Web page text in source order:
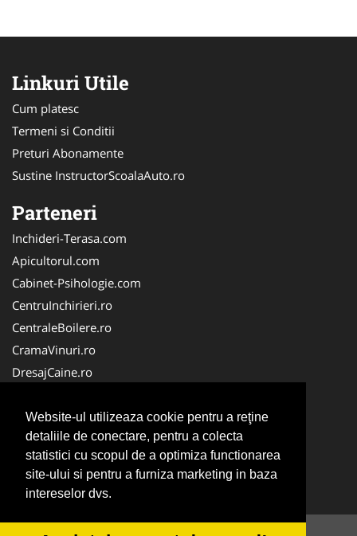
Website-ul utilizeaza cookie pentru a reţine
detaliile de conectare, pentru a colecta
statistici cu scopul de a optimiza functionarea
site-ului si pentru a furniza marketing in baza
intereselor dvs.
Linkuri Utile
Cum platesc
Termeni si Conditii
Preturi Abonamente
Sustine InstructorScoalaAuto.ro
Parteneri
Inchideri-Terasa.com
Apicultorul.com
Cabinet-Psihologie.com
CentruInchirieri.ro
CentraleBoilere.ro
CramaVinuri.ro
DresajCaine.ro
Birouri-Cadastru.ro
Cabinet-Individual.ro
Cardiologul.ro
Centru-Copiere.ro